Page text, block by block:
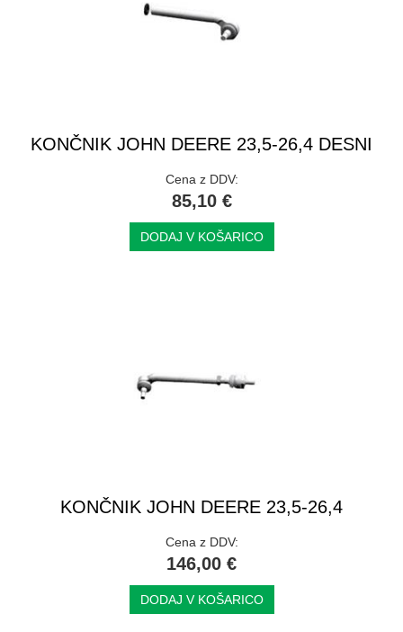
KONČNIK JOHN DEERE 23,5-26,4 DESNI
Cena z DDV:
85,10 €
DODAJ V KOŠARICO
KONČNIK JOHN DEERE 23,5-26,4
Cena z DDV:
146,00 €
DODAJ V KOŠARICO